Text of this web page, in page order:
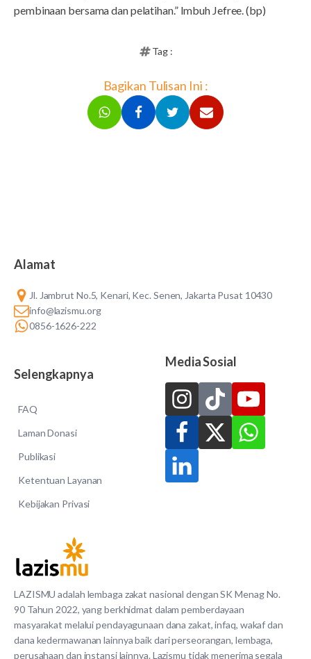
pembinaan bersama dan pelatihan.” Imbuh Jefree. (bp)
Tag :
Bagikan Tulisan Ini :
LAZISMU adalah lembaga zakat nasional dengan SK Menag No.
90 Tahun 2022, yang berkhidmat dalam pemberdayaan
masyarakat melalui pendayagunaan dana zakat, infaq, wakaf dan
dana kedermawanan lainnya baik dari perseorangan, lembaga,
perusahaan dan instansi lainnya. Lazismu tidak menerima segala
Alamat
Jl. Jambrut No.5, Kenari, Kec. Senen, Jakarta Pusat 10430
info@lazismu.org
0856-1626-222
Selengkapnya
FAQ
Laman Donasi
Publikasi
Ketentuan Layanan
Kebijakan Privasi
Media Sosial